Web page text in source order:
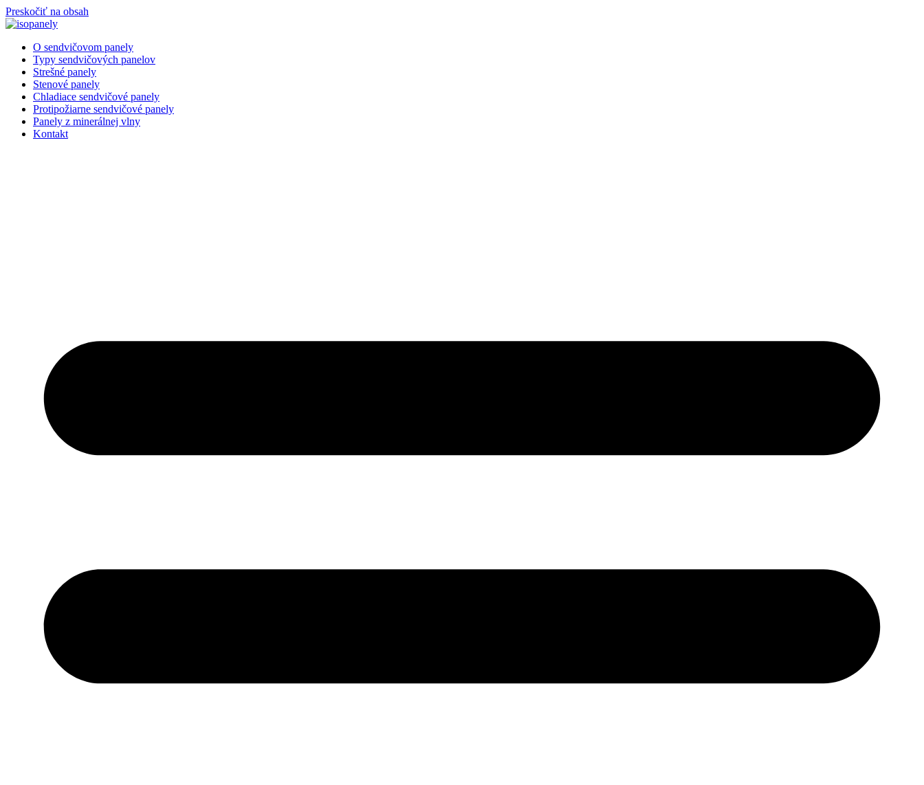
Preskočiť na obsah
O sendvičovom panely
Typy sendvičových panelov
Strešné panely
Stenové panely
Chladiace sendvičové panely
Protipožiarne sendvičové panely
Panely z minerálnej vlny
Kontakt